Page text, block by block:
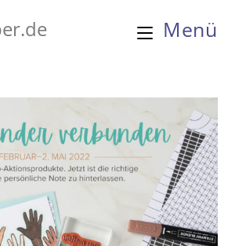
Menü